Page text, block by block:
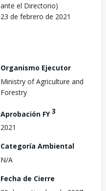
ante el Directorio)
23 de febrero de 2021
Organismo Ejecutor
Ministry of Agriculture and
Forestry
Aprobación FY3
2021
Categoría Ambiental
N/A
Fecha de Cierre